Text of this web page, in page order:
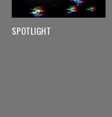
SPOTLIGHT